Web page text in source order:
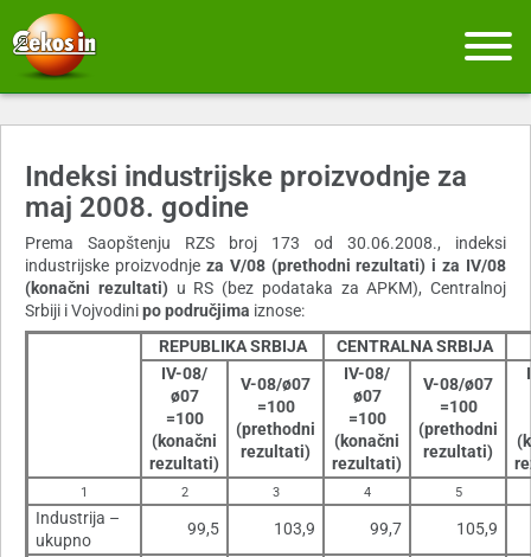
Indeksi industrijske proizvodnje za
maj 2008. godine
Prema Saopštenju RZS broj 173 od 30.06.2008., indeksi
industrijske proizvodnje za V/08 (prethodni rezultati) i za IV/08
(konačni rezultati) u RS (bez podataka za APKM), Centralnoj
Srbiji i Vojvodinipo područjima iznose:
REPUBLIKA SRBIJA
CENTRALNA SRBIJA
IV-08/
ø07
=100
(konačni
rezultati)
V-08/ø07
=100
(prethodni
rezultati)
IV-08/
ø07
=100
(konačni
rezultati)
V-08/ø07
=100
(prethodni
rezultati)
1 2 3 4 5
Industrija –
ukupno
99,5 103,9 99,7 105,9